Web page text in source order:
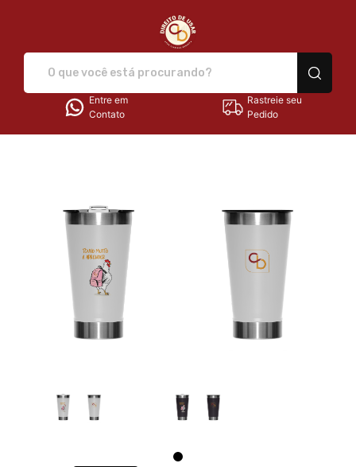
Entre em
Contato
Rastreie seu
Pedido